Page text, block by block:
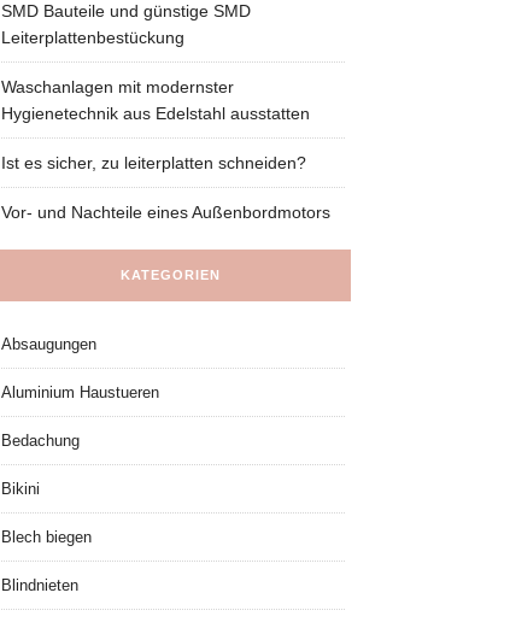
SMD Bauteile und günstige SMD
Leiterplattenbestückung
Waschanlagen mit modernster
Hygienetechnik aus Edelstahl ausstatten
Ist es sicher, zu leiterplatten schneiden?
Vor- und Nachteile eines Außenbordmotors
KATEGORIEN
Absaugungen
Aluminium Haustueren
Bedachung
Bikini
Blech biegen
Blindnieten